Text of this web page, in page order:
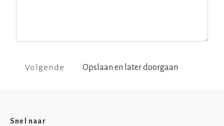
Opslaan en later doorgaan
Snel naar